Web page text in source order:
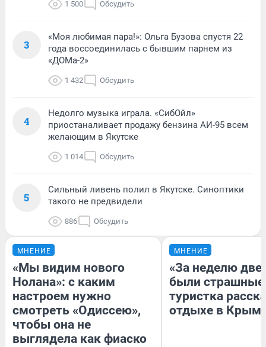
1 500 Обсудить
3
«Моя любимая пара!»: Ольга Бузова спустя 22
года воссоединилась с бывшим парнем из
«ДОМа-2»
1 432 Обсудить
4
Недолго музыка играла. «СибОйл»
приостаналивает продажу бензина АИ-95 всем
желающим в Якутске
1 014 Обсудить
5
Сильный ливень полил в Якутске. Синоптики
такого не предвидели
886 Обсудить
МНЕНИЕ
«Мы видим нового
Нолана»: с каким
настроем нужно
смотреть «Одиссею»,
чтобы она не
выглядела как фиаско
МНЕНИЕ
«За неделю две
были
туристка
отдыхе в